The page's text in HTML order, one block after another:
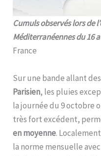
Cumuls observés lors de
Méditerranéennes du 16
France
Sur une bande allant des
Parisien, les pluies
la journée du 9 octobre
très fort excédent,
en moyenne.
la norme mensuelle